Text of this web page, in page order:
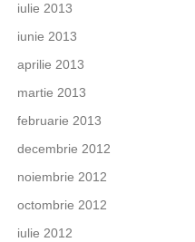
iulie 2013
iunie 2013
aprilie 2013
martie 2013
februarie 2013
decembrie 2012
noiembrie 2012
octombrie 2012
iulie 2012